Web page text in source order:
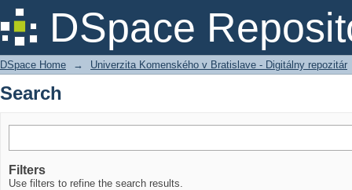
DSpace
Search
DSpace Home → Univerzita Komenského v Bratislave - Digitálny repozitár
Search
Filters
Use filters to refine the search results.